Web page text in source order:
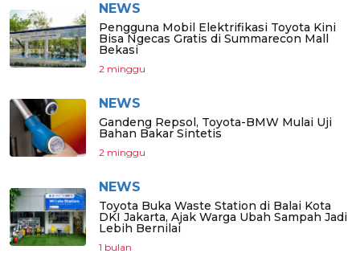
NEWS
Pengguna Mobil Elektrifikasi Toyota Kini
Bisa Ngecas Gratis di Summarecon Mall
Bekasi
2 minggu
NEWS
Gandeng Repsol, Toyota-BMW Mulai Uji
Bahan Bakar Sintetis
2 minggu
NEWS
Toyota Buka Waste Station di Balai Kota
DKI Jakarta, Ajak Warga Ubah Sampah Jadi
Lebih Bernilai
1 bulan